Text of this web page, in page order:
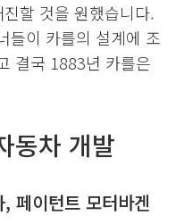
할 것을 원했습니다.
들이 카를의 설계에 조
결국 1883년 카를은
동차 개발
페이턴트 모터바겐